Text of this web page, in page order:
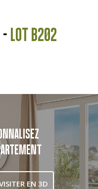
- LOT B202
EN 3D